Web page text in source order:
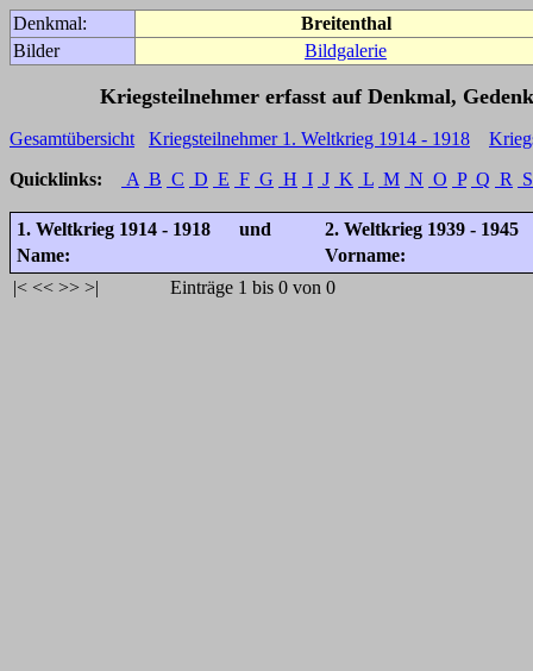
Denkmal:
Breitenthal
Bilder
Bildgalerie
Kriegsteilnehmer erfasst auf Denkmal,
Gesamtübersicht Kriegsteilnehmer 1. Weltkrieg 1914 - 1918
Quicklinks:
A B C D E F G H I J K L M N O P Q R S
1. Weltkrieg 1914 - 1918 und
2. Weltkrieg 1939 - 1945
Name:
Vorname:
|< << >> >| Einträge 1 bis 0 von 0